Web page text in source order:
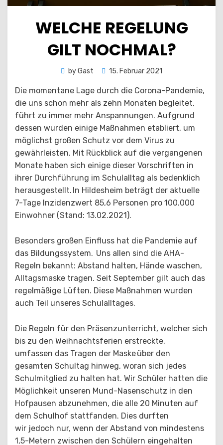
WELCHE REGELUNG
GILT NOCHMAL?
byGast
Posted
15. Februar 2021
Die momentane Lage durch die Corona-Pandemie,
die uns schon mehr als zehn Monaten begleitet,
führt zu immer mehr Anspannungen. Aufgrund
dessen wurden einige Maßnahmen etabliert, um
möglichst großen Schutz vor dem Virus zu
gewährleisten. Mit Rückblick auf die vergangenen
Monate haben sich einige dieser Vorschriften in
ihrer Durchführung im Schulalltag als bedenklich
herausgestellt. In Hildesheim beträgt der aktuelle
7-Tage Inzidenzwert 85,6 Personen pro 100.000
Einwohner (Stand: 13.02.2021).
Besonders großen Einfluss hat die Pandemie auf
das Bildungssystem. Uns allen sind die AHA-
Regeln bekannt: Abstand halten, Hände waschen,
Alltagsmaske tragen. Seit September gilt auch das
regelmäßige Lüften. Diese Maßnahmen wurden
auch Teil unseres Schulalltages.
Die Regeln für den Präsenzunterricht, welcher sich
bis zu den Weihnachtsferien erstreckte,
umfassen das Tragen der Maske über den
gesamten Schultag hinweg, woran sich jedes
Schulmitglied zu halten hat. Wir Schüler hatten die
Möglichkeit unseren Mund-Nasenschutz in den
Hofpausen abzunehmen, die alle 20 Minuten auf
dem Schulhof stattfanden. Dies durften
wir jedoch nur, wenn der Abstand von mindestens
1,5-Metern zwischen den Schülern eingehalten